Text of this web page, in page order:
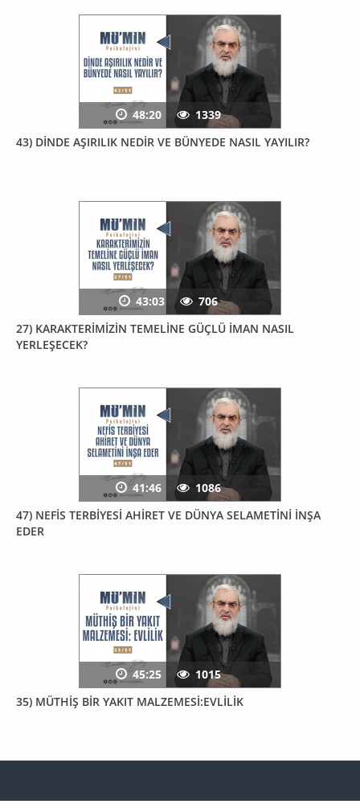
43) DİNDE AŞIRILIK NEDİR VE BÜNYEDE NASIL YAYILIR?
48:20 1339
27) KARAKTERİMİZİN TEMELİNE GÜÇLÜ İMAN NASIL
YERLEŞECEK?
43:03 706
47) NEFİS TERBİYESİ AHİRET VE DÜNYA SELAMETİNİ İNŞA
EDER
41:46 1086
35) MÜTHİŞ BİR YAKIT MALZEMESİ:EVLİLİK
45:25 1015